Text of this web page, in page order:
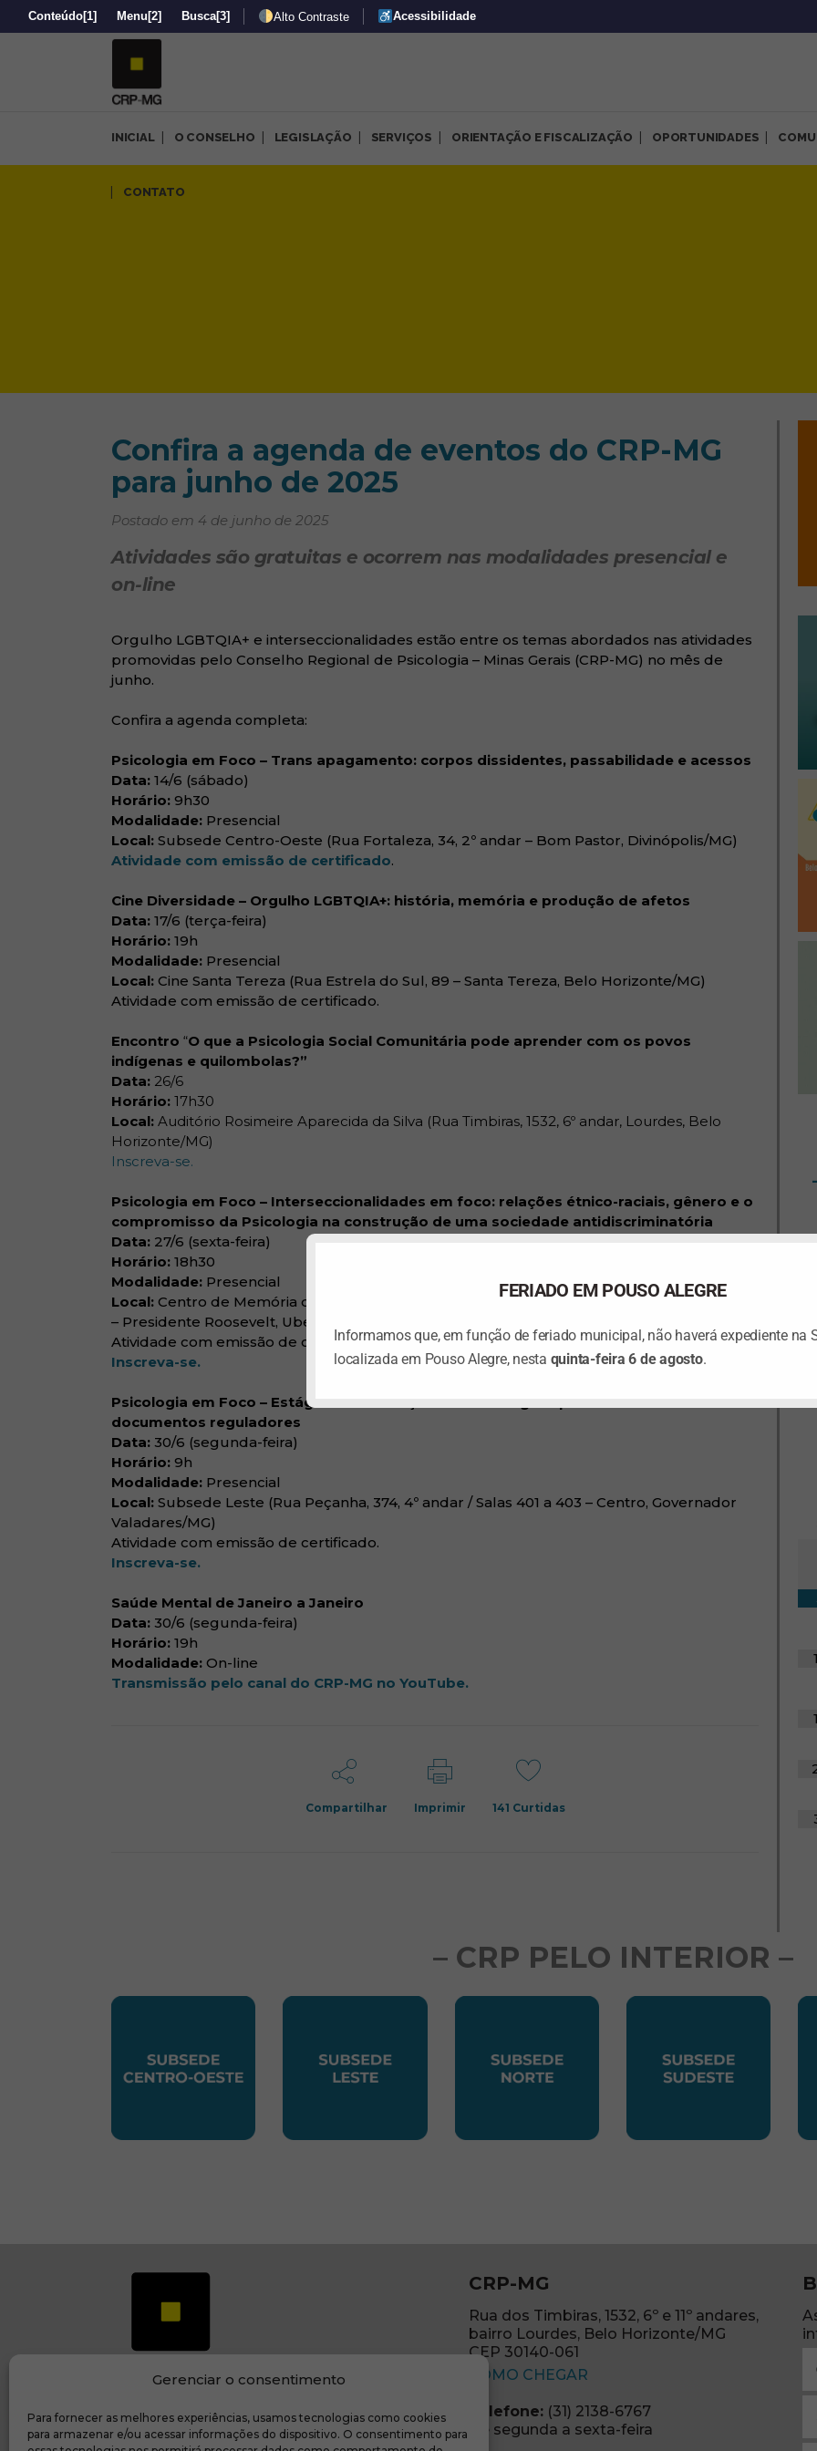
Conteúdo[1] Menu [2] Busca[3] Alto Contraste Acessibilidade
Gerenciar o consentimento
Para fornecer as melhores experiências, usamos tecnologias como cookies
para armazenar e/ou acessar informações do dispositivo. O consentimento para
INICIAL O CONSELHO LEGISLAÇÃO SERVIÇOS ORIENTAÇÃO E FISCALIZAÇÃO OPORTUNIDADES
CONTATO
Confira a agenda de eventos do CRP-MG para junho de
Confira a agenda de eventos do CRP-MG
para junho de 2025
Postado em 4 de junho de 2025
Atividades são gratuitas e ocorrem nas modalidades presencial e
on-line
Orgulho LGBTQIA+ e interseccionalidades estão entre os temas abordados nas atividades
promovidas pelo Conselho Regional de Psicologia – Minas Gerais (CRP-MG) no mês de
junho.
Confira a agenda completa:
Psicologia em Foco – Trans apagamento: corpos dissidentes, passabilidade e acessos
Data: 14/6 (sábado)
Horário: 9h30
Modalidade: Presencial
Local: Subsede Centro-Oeste (Rua Fortaleza, 34, 2º andar – Bom Pastor, Divinópolis/MG)
Atividade com emissão de certificado(abre em nova janela)
.
Cine Diversidade – Orgulho LGBTQIA+: história, memória e produção de afetos
Data: 17/6 (terça-feira)
Horário: 19h
Modalidade: Presencial
Local: Cine Santa Tereza (Rua Estrela do Sul, 89 – Santa Tereza, Belo Horizonte/MG)
Atividade com emissão de certificado.
Encontro “O que a Psicologia Social Comunitária pode aprender com os povos
indígenas e quilombolas?”
Data: 26/6
Horário: 17h30
Local: Auditório Rosimeire Aparecida da Silva (Rua Timbiras, 1532, 6º andar, Lourdes, Belo
Horizonte/MG)
Inscreva-se.
Psicologia em Foco – Interseccionalidades em foco: relações étnico-raciais, gênero e o
compromisso da Psicologia na construção de uma sociedade antidiscriminatória
Data: 27/6 (sexta-feira)
Horário: 18h30
Modalidade: Presencial
Local: Centro de Memória da Cultura Negra Graça do Aché / UFU (Av. Cesário Crosara, 4187
– Presidente Roosevelt, Uberlândia/MG)
Atividade com emissão de certificado.
Inscreva-se.
Psicologia em Foco – Estágios na formação em Psicologia a partir dos novos
documentos reguladores
Data: 30/6 (segunda-feira)
Horário: 9h
Modalidade: Presencial
Local: Subsede Leste (Rua Peçanha, 374, 4º andar / Salas 401 a 403 – Centro, Governador
Valadares/MG)
Atividade com emissão de certificado.
Inscreva-se.
Saúde Mental de Janeiro a Janeiro
Data: 30/6 (segunda-feira)
Horário: 19h
Modalidade: On-line
Transmissão pelo canal do CRP-MG no YouTube.
Compartilhar Imprimir 141 Curtidas
– CRP PELO INTERIOR –
Transparência e prestação de contas(abre em nova janela)
CRP-MG
Rua dos Timbiras, 1532, 6º e 11º andares,
bairro Lourdes, Belo Horizonte/MG
CEP 30140-061
COMO CHEGAR(abre em nova janela)
Telefone:(31) 2138-6767
De segunda a sexta-feira
FERIADO EM POUSO ALEGRE
Informamos que, em função de feriado municipal, não haverá expediente na
localizada em Pouso Alegre, nesta quinta-feira 6 de agosto.